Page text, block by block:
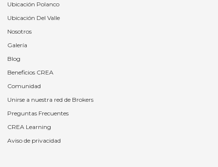
Ubicación Polanco
Ubicación Del Valle
Nosotros
Galería
Blog
Beneficios CREA
Comunidad
Unirse a nuestra red de Brokers
Preguntas Frecuentes
CREA Learning
Aviso de privacidad